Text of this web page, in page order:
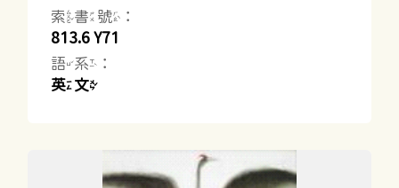
索書號：
813.6 Y71
語系：
英文